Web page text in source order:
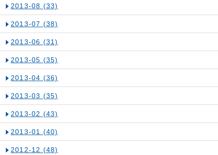
2013-08 (33)
2013-07 (38)
2013-06 (31)
2013-05 (35)
2013-04 (36)
2013-03 (35)
2013-02 (43)
2013-01 (40)
2012-12 (48)